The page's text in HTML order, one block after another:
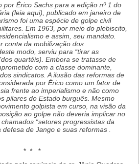
por Érico Sachs para a edição nº 1 do
(leia aqui), publicado em janeiro de
foi uma espécie de golpe civil
Em 1963, por meio do plebiscito,
e assim, seu mandato.
conta da mobilização dos
modo, serviu para “tirar as
quartéis). Embora se tratasse de
com a classe dominante,
sindicatos. A ilusão das reformas de
por Érico como um fator de
frente ao imperialismo e não como
pilares do Estado burguês. Mesmo
golpista em curso, na visão da
ao golpe não deveria implicar no
“setores progressistas da
de Jango e suas reformas .
* * *